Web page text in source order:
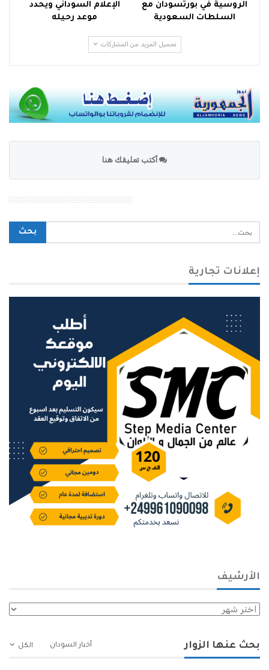
الروسية في بورتسودان مع
السلطات السعودية
الإعلام السوداني ويحدد
موعد رحيله
تحميل المزيد من المشاركات
أكتب تعليقك هنا
إعلانات تجارية
الأرشيف
الأرشيف
الكل بحث عنها الزوار أخبار السودان